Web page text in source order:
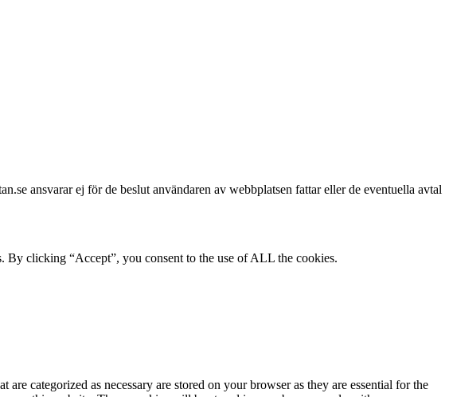
ansvarar ej för de beslut användaren av webbplatsen fattar eller de eventuella avtal
By clicking “Accept”, you consent to the use of ALL the cookies.
categorized as necessary are stored on your browser as they are essential for the